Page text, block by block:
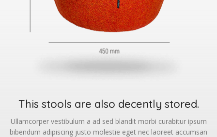
This stools are also decently stored.
Ullamcorper vestibulum a ad sed blandit morbi curabitur ipsum
bibendum adipiscing justo molestie eget nec laoreet accumsan